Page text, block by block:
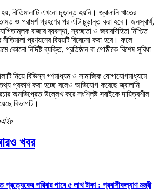
নীতিমালাটি এখনো চূড়ান্ত হয়নি। জ্বালানি খাতের
ও পরামর্শ গ্রহণের পর এটি চূড়ান্ত করা হবে। জনস্বার্থ,
বাজার ব্যবস্থা, স্বচ্ছতা ও জবাবদিহিতা নিশ্চিত
প্রণয়নের বিষয়টি বিবেচনা করা হবে। ফলে
কোনো নির্দিষ্ট ব্যক্তি, প্রতিষ্ঠান বা গোষ্ঠীকে বিশেষ সুবিধা
নিয়ে বিভিন্ন গণমাধ্যম ও সামাজিক যোগাযোগমাধ্যমে
প্রকাশ করা হচ্ছে বলেও অভিযোগ করেছে জ্বালানি
অনভিপ্রেত উল্লেখ করে সংশ্লিষ্ট সবাইকে দায়িত্বশীল
বিভাগটি।
খবর
প্রত্যেকের পরিবার পাবে ৫ লাখ টাকা : প্রবাসীকল্যাণ মন্ত্রী